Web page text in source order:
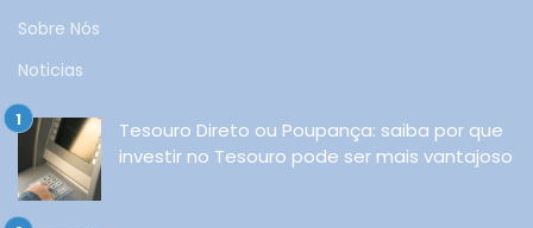
Sobre Nós
Noticias
Tesouro Direto ou Poupança: saiba por que
investir no Tesouro pode ser mais vantajoso